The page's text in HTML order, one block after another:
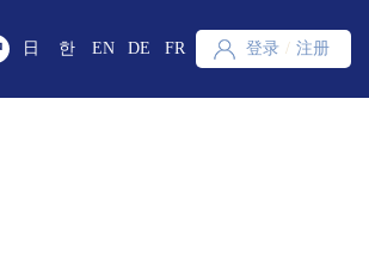
日 한 EN DE FR 登录 / 注册